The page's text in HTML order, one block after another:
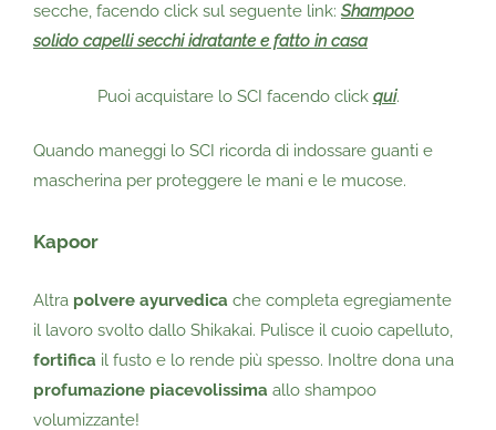
secche, facendo click sul seguente link: Shampoo
solido capelli secchi idratante e fatto in casa
Puoi acquistare lo SCI facendo click qui.
Quando maneggi lo SCI ricorda di indossare guanti e
mascherina per proteggere le mani e le mucose.
Kapoor
Altra polvere ayurvedica che completa egregiamente
il lavoro svolto dallo Shikakai. Pulisce il cuoio capelluto,
fortifica il fusto e lo rende più spesso. Inoltre dona una
profumazione piacevolissima allo shampoo
volumizzante!